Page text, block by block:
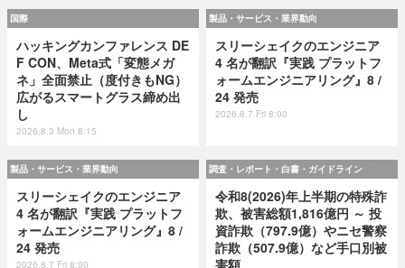
国際
ハッキングカンファレンス DE
F CON、Meta式「変態メガ
ネ」全面禁止（度付きもNG）
広がるスマートグラス締め出
し
2026.8.3 Mon 8:15
製品・サービス・業界動向
スリーシェイクのエンジニア
4 名が翻訳『実践 プラットフ
ォームエンジニアリング』8 /
24 発売
2026.8.7 Fri 8:00
製品・サービス・業界動向
スリーシェイクのエンジニア
4 名が翻訳『実践 プラットフ
ォームエンジニアリング』8 /
24 発売
2026.8.7 Fri 8:00
調査・レポート・白書・ガイドライン
令和8(2026)年上半期の特殊詐
欺、被害総額1,816億円 ～ 投
資詐欺（797.9億）やニセ警察
詐欺（507.9億）など手口別被
害額